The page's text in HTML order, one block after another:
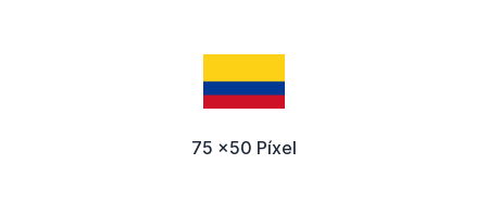
75 x50 Píxel